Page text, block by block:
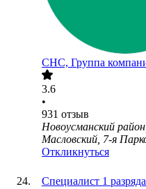
СНС, Группа
3.6
•
931 отзыв
Новоусманский
Масловский, 7-я
Откликнуться
Специалист 1